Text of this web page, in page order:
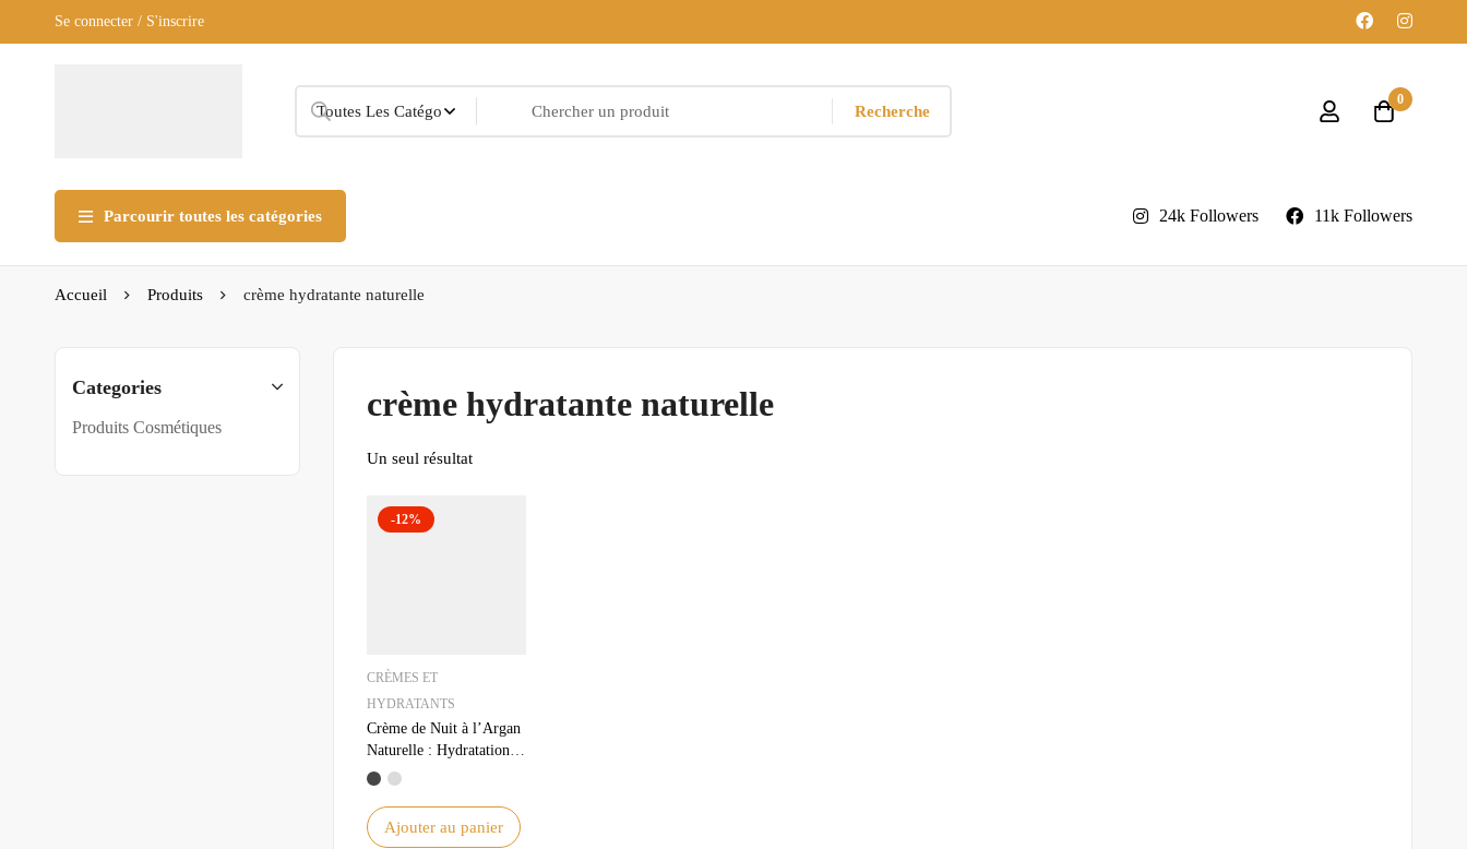
Se connecter / S'inscrire
Recherche
0
Parcourir toutes les catégories 24k Followers 11k Followers
Accueil Produits crème hydratante naturelle
Categories
Produits Cosmétiques
crème hydratante naturelle
Un seul résultat
-12%
CRÈMES ET
HYDRATANTS
Crème de Nuit à l’Argan
Naturelle : Hydratation et
Régénération pour le
Ajouter au panier